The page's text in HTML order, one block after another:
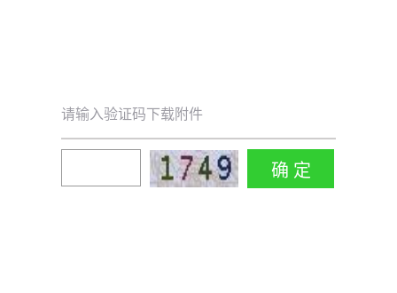
请输入验证码下载附件